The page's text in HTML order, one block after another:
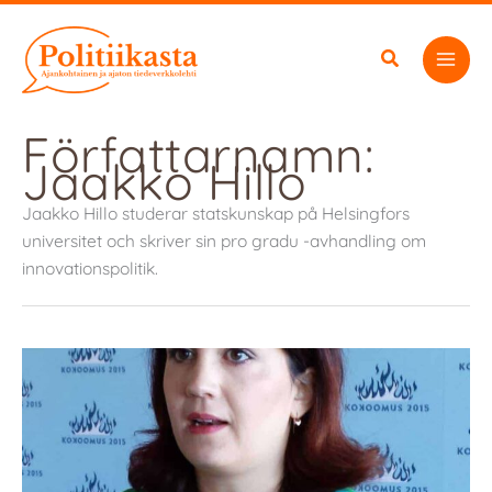
innehåll
Författarnamn:
Jaakko Hillo
Jaakko Hillo studerar statskunskap på Helsingfors
universitet och skriver sin pro gradu -avhandling om
innovationspolitik.